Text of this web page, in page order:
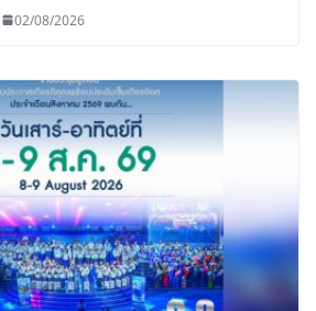
02/08/2026